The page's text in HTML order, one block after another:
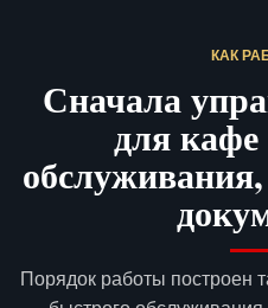
КАК
Сначала
для
Порядок работы построен